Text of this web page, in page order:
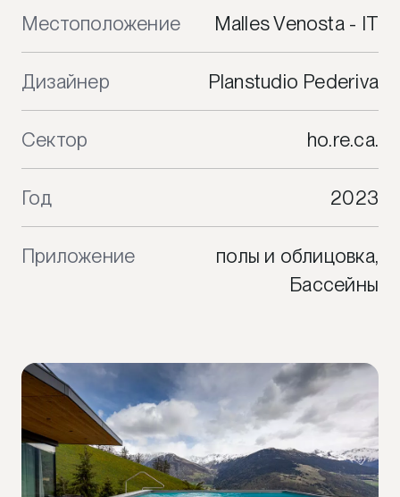
Местоположение Malles Venosta - IT
Дизайнер Planstudio Pederiva
Сектор ho.re.ca.
Год 2023
Приложение
полы и облицовка,
Бассейны